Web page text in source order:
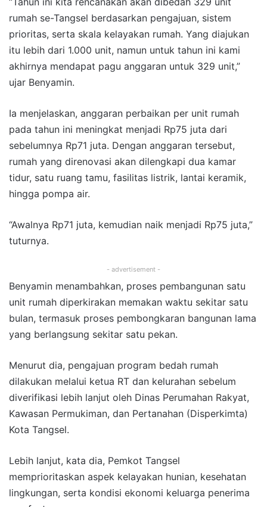
rumah se-Tangsel berdasarkan pengajuan, sistem
prioritas, serta skala kelayakan rumah. Yang diajukan
itu lebih dari 1.000 unit, namun untuk tahun ini kami
akhirnya mendapat pagu anggaran untuk 329 unit,”
ujar Benyamin.
Ia menjelaskan, anggaran perbaikan per unit rumah
pada tahun ini meningkat menjadi Rp75 juta dari
sebelumnya Rp71 juta. Dengan anggaran tersebut,
rumah yang direnovasi akan dilengkapi dua kamar
tidur, satu ruang tamu, fasilitas listrik, lantai keramik,
hingga pompa air.
“Awalnya Rp71 juta, kemudian naik menjadi Rp75 juta,”
tuturnya.
- advertisement -
Benyamin menambahkan, proses pembangunan satu
unit rumah diperkirakan memakan waktu sekitar satu
bulan, termasuk proses pembongkaran bangunan lama
yang berlangsung sekitar satu pekan.
Menurut dia, pengajuan program bedah rumah
dilakukan melalui ketua RT dan kelurahan sebelum
diverifikasi lebih lanjut oleh Dinas Perumahan Rakyat,
Kawasan Permukiman, dan Pertanahan (Disperkimta)
Kota Tangsel.
Lebih lanjut, kata dia, Pemkot Tangsel
memprioritaskan aspek kelayakan hunian, kesehatan
lingkungan, serta kondisi ekonomi keluarga penerima